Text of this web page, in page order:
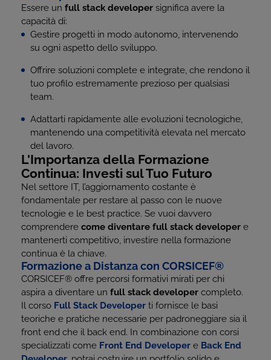
Essere un full stack developer significa avere la
capacità di:
Gestire progetti in modo autonomo, intervenendo
su ogni aspetto dello sviluppo.
Offrire soluzioni complete e integrate, che rendono il
tuo profilo estremamente prezioso per qualsiasi
team.
Adattarti rapidamente alle evoluzioni tecnologiche,
mantenendo una competitività elevata nel mercato
del lavoro.
L'Importanza della Formazione
Continua: Investi sul Tuo Futuro
Nel settore IT, l’aggiornamento costante è
fondamentale per restare al passo con le nuove
tecnologie e le best practice. Se vuoi davvero
comprendere come diventare full stack developer e
mantenerti competitivo, investire nella formazione
continua è la chiave.
Formazione a Distanza con CORSICEF®
CORSICEF® offre percorsi formativi mirati per chi
aspira a diventare un full stack developer completo.
Il corso Full Stack Developer ti fornisce le basi
teoriche e pratiche necessarie per padroneggiare sia il
front end che il back end. In combinazione con corsi
specializzati come Front End Developer e Back End